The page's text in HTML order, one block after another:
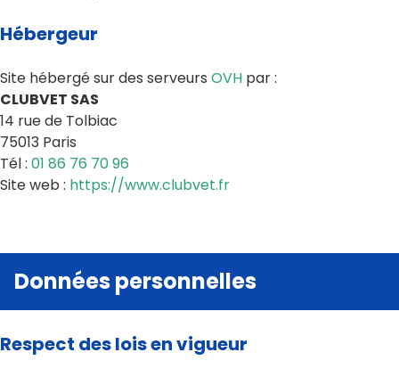
Hébergeur
Site hébergé sur des serveurs OVH par :
CLUBVET SAS
14 rue de Tolbiac
75013 Paris
Tél : 01 86 76 70 96
Site web : https://www.clubvet.fr
Données personnelles
Respect des lois en vigueur